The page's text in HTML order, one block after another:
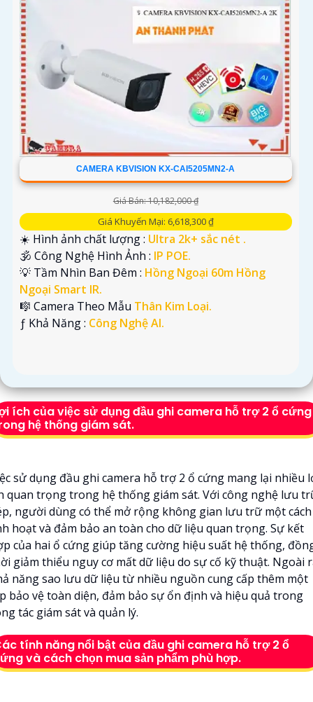
CAMERA KBVISION KX-CAI5205MN2-A
Giá Bán: 10,182,000 ₫
Giá Khuyến Mại: 6,618,300 ₫
☀️ Hình ảnh chất lượng : Ultra 2k+ sắc nét .
🕉️ Công Nghệ Hình Ảnh : IP POE.
💡 Tầm Nhìn Ban Đêm : Hồng Ngoại 60m Hồng
Ngoại Smart IR.
🎼️ Camera Theo Mẫu Thân Kim Loại.
️ƒ Khả Năng : Công Nghệ AI.
ích của việc sử dụng đầu ghi camera hỗ trợ 2 ổ cứng
hệ thống giám sát.
sử dụng đầu ghi camera hỗ trợ 2 ổ cứng mang lại nhiều
quan trọng trong hệ thống giám sát. Với công nghệ lưu
người dùng có thể mở rộng không gian lưu trữ một cách
hoạt và đảm bảo an toàn cho dữ liệu quan trọng. Sự kết
của hai ổ cứng giúp tăng cường hiệu suất hệ thống,
giảm thiểu nguy cơ mất dữ liệu do sự cố kỹ thuật. Ngoài
năng sao lưu dữ liệu từ nhiều nguồn cung cấp thêm một
bảo vệ toàn diện, đảm bảo sự ổn định và hiệu quả trong
tác giám sát và quản lý.
tính năng nổi bật của đầu ghi camera hỗ trợ 2 ổ
và cách chọn mua sản phẩm phù hợp.